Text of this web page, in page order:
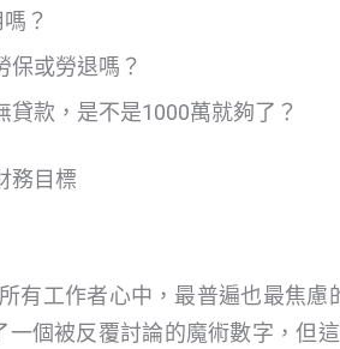
？
保或勞退嗎？
貸款，是不是1000萬就夠了？
務目標
有工作者心中，最普遍也最焦慮
個被反覆討論的魔術數字，但